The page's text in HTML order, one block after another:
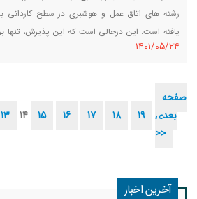
رشته های اتاق عمل و هوشبری در سطح
یافته است. این درحالی است که این پذیرش، تنها
و از رشته هایی همچون علوم انسانی نیز برای این
١٤٠١/٠٥/٢٤
13 14 15 16 17 18 19
صفحه
بعدی
>>
آخرین اخبار